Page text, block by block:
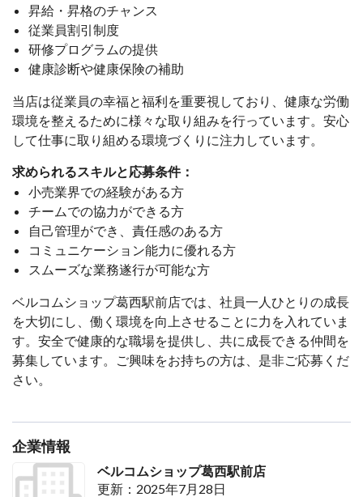
昇給・昇格のチャンス
従業員割引制度
研修プログラムの提供
健康診断や健康保険の補助
当店は従業員の幸福と福利を重要視しており、健康な労働
環境を整えるために様々な取り組みを行っています。安心
して仕事に取り組める環境づくりに注力しています。
求められるスキルと応募条件：
小売業界での経験がある方
チームでの協力ができる方
自己管理ができ、責任感のある方
コミュニケーション能力に優れる方
スムーズな業務遂行が可能な方
ベルコムショップ葛西駅前店では、社員一人ひとりの成長
を大切にし、働く環境を向上させることに力を入れていま
す。安全で健康的な職場を提供し、共に成長できる仲間を
募集しています。ご興味をお持ちの方は、是非ご応募くだ
さい。
企業情報
ベルコムショップ葛西駅前店
更新：2025年7月28日